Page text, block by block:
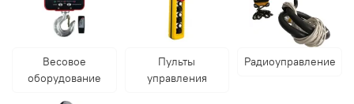
Весовое
оборудование
Пульты
управления
Радиоуправление